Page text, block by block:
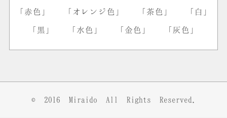
「赤色」 「オレンジ色」 「茶色」 「白」
「黒」 「水色」 「金色」 「灰色」
© 2016 Miraido All Rights Reserved.